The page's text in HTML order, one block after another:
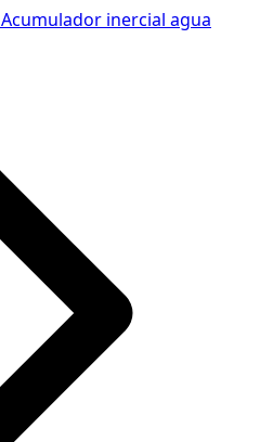
Acumulador inercial agua